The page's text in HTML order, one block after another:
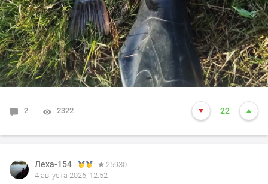
2 2322 22
Леха-154
25930
4 августа 2026, 12:52